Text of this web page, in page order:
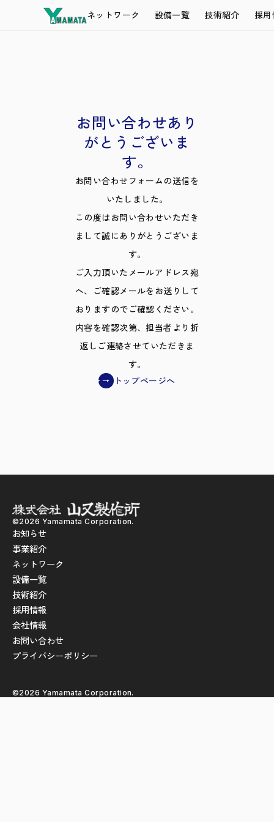
ネットワーク 設備一覧 技術紹介 採
お問い合わせあり
がとうございま
す。
お問い合わせフォームの送信を
いたしました。
この度はお問い合わせいただき
まして誠にありがとうございま
す。
ご入力頂いたメールアドレス宛
へ、ご確認メールをお送りして
おりますのでご確認ください。
内容を確認次第、担当者より折
返しご連絡させていただきま
す。
→ トップページへ
©2026 Yamamata Corporation.
お知らせ
事業紹介
ネットワーク
設備一覧
技術紹介
採用情報
会社情報
お問い合わせ
プライバシーポリシー
©2026 Yamamata Corporation.